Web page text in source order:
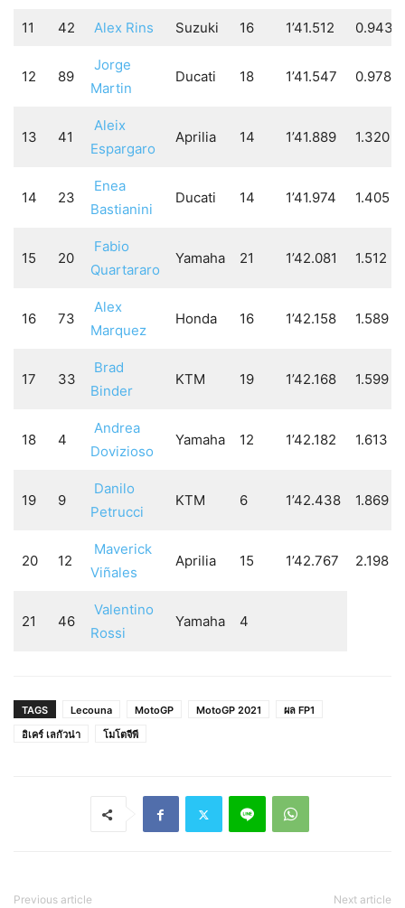
11 42 Alex Rins Suzuki 16 1’41.512 0.943
12 89
Jorge
Martin
Ducati 18 1’41.547 0.978
13 41
Aleix
Espargaro
Aprilia 14 1’41.889 1.320
14 23
Enea
Bastianini
Ducati 14 1’41.974 1.405
15 20
Fabio
Quartararo
Yamaha 21 1’42.081 1.512
16 73
Alex
Marquez
Honda 16 1’42.158 1.589
17 33
Brad
Binder
KTM 19 1’42.168 1.599
18 4
Andrea
Dovizioso
Yamaha 12 1’42.182 1.613
19 9
Danilo
Petrucci
KTM 6 1’42.438 1.869
20 12
Maverick
Viñales
Aprilia 15 1’42.767 2.198
21 46
Valentino
Rossi
Yamaha 4
TAGS Lecouna MotoGP MotoGP 2021
ผล FP1
อิเคร์ เลกัวน่า
โมโตจีพี
Previous article Next article